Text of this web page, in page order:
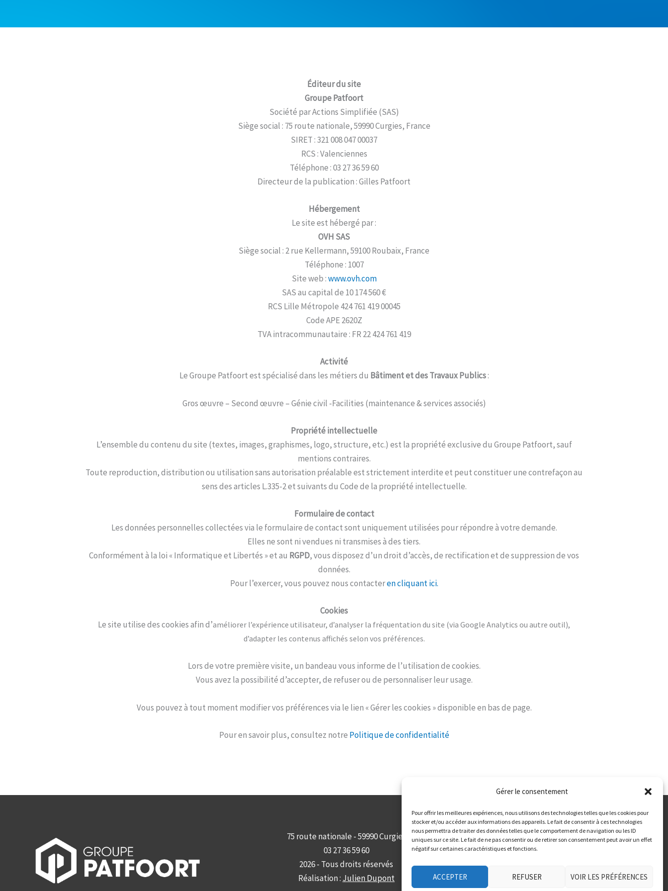
Gérer le consentement
Pour offrir les meilleures expériences, nous utilisons des technologies telles que les cookies pour
stocker et/ou accéder aux informations des appareils. Le fait de consentir à ces technologies
nous permettra de traiter des données telles que le comportement de navigation ou les ID
uniques sur ce site. Le fait de ne pas consentir ou de retirer son consentement peut avoir un effet
négatif sur certaines caractéristiques et fonctions.
ACCEPTER REFUSER VOIR LES PRÉFÉRENCES
Éditeur du site
Groupe Patfoort
Société par Actions Simplifiée (SAS)
Siège social : 75 route nationale, 59990 Curgies, France
SIRET : 321 008 047 00037
RCS : Valenciennes
Téléphone : 03 27 36 59 60
Directeur de la publication : Gilles Patfoort
Hébergement
Le site est hébergé par :
OVH SAS
Siège social : 2 rue Kellermann, 59100 Roubaix, France
Téléphone : 1007
Site web :www.ovh.com
SAS au capital de 10 174 560 €
RCS Lille Métropole 424 761 419 00045
Code APE 2620Z
TVA intracommunautaire : FR 22 424 761 419
Activité
Le Groupe Patfoort est spécialisé dans les métiers du Bâtiment et des Travaux Publics:
Gros œuvre – Second œuvre – Génie civil -Facilities (maintenance & services associés)
Propriété intellectuelle
L’ensemble du contenu du site (textes, images, graphismes, logo, structure, etc.) est la propriété exclusive du Groupe Patfoort, sauf
mentions contraires.
Toute reproduction, distribution ou utilisation sans autorisation préalable est strictement interdite et peut constituer une contrefaçon au
sens des articles L.335-2 et suivants du Code de la propriété intellectuelle.
Formulaire de contact
Les données personnelles collectées via le formulaire de contact sont uniquement utilisées pour répondre à votre demande.
Elles ne sont ni vendues ni transmises à des tiers.
Conformément à la loi « Informatique et Libertés » et au RGPD, vous disposez d’un droit d’accès, de rectification et de suppression de vos
données.
Pour l’exercer, vous pouvez nous contacteren cliquant ici.
Cookies
Le site utilise des cookies afin d’améliorer l’expérience utilisateur, d’analyser la fréquentation du site (via Google Analytics ou autre outil),
d’adapter les contenus affichés selon vos préférences.
Lors de votre première visite, un bandeau vous informe de l’utilisation de cookies.
Vous avez la possibilité d’accepter, de refuser ou de personnaliser leur usage.
Vous pouvez à tout moment modifier vos préférences via le lien « Gérer les cookies » disponible en bas de page.
Pour en savoir plus, consultez notre Politique de confidentialité
75 route nationale - 59990 Curgies
03 27 36 59 60
2026 - Tous droits réservés
Réalisation : Julien Dupont
Mentions Légales
Gestion des Cookies